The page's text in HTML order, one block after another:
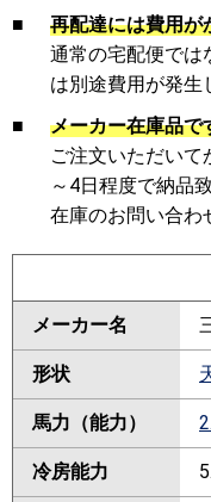
■
再配達には費用が
通常の宅配便では
は別途費用が発生
■
メーカー在庫品で
ご注文いただいて
～4日程度で納品
在庫のお問い合わ
メーカー名
形状
馬力（能力）
冷房能力